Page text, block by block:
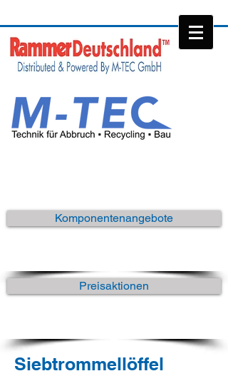
Komponentenangebote
Preisaktionen
Siebtrommellöffel